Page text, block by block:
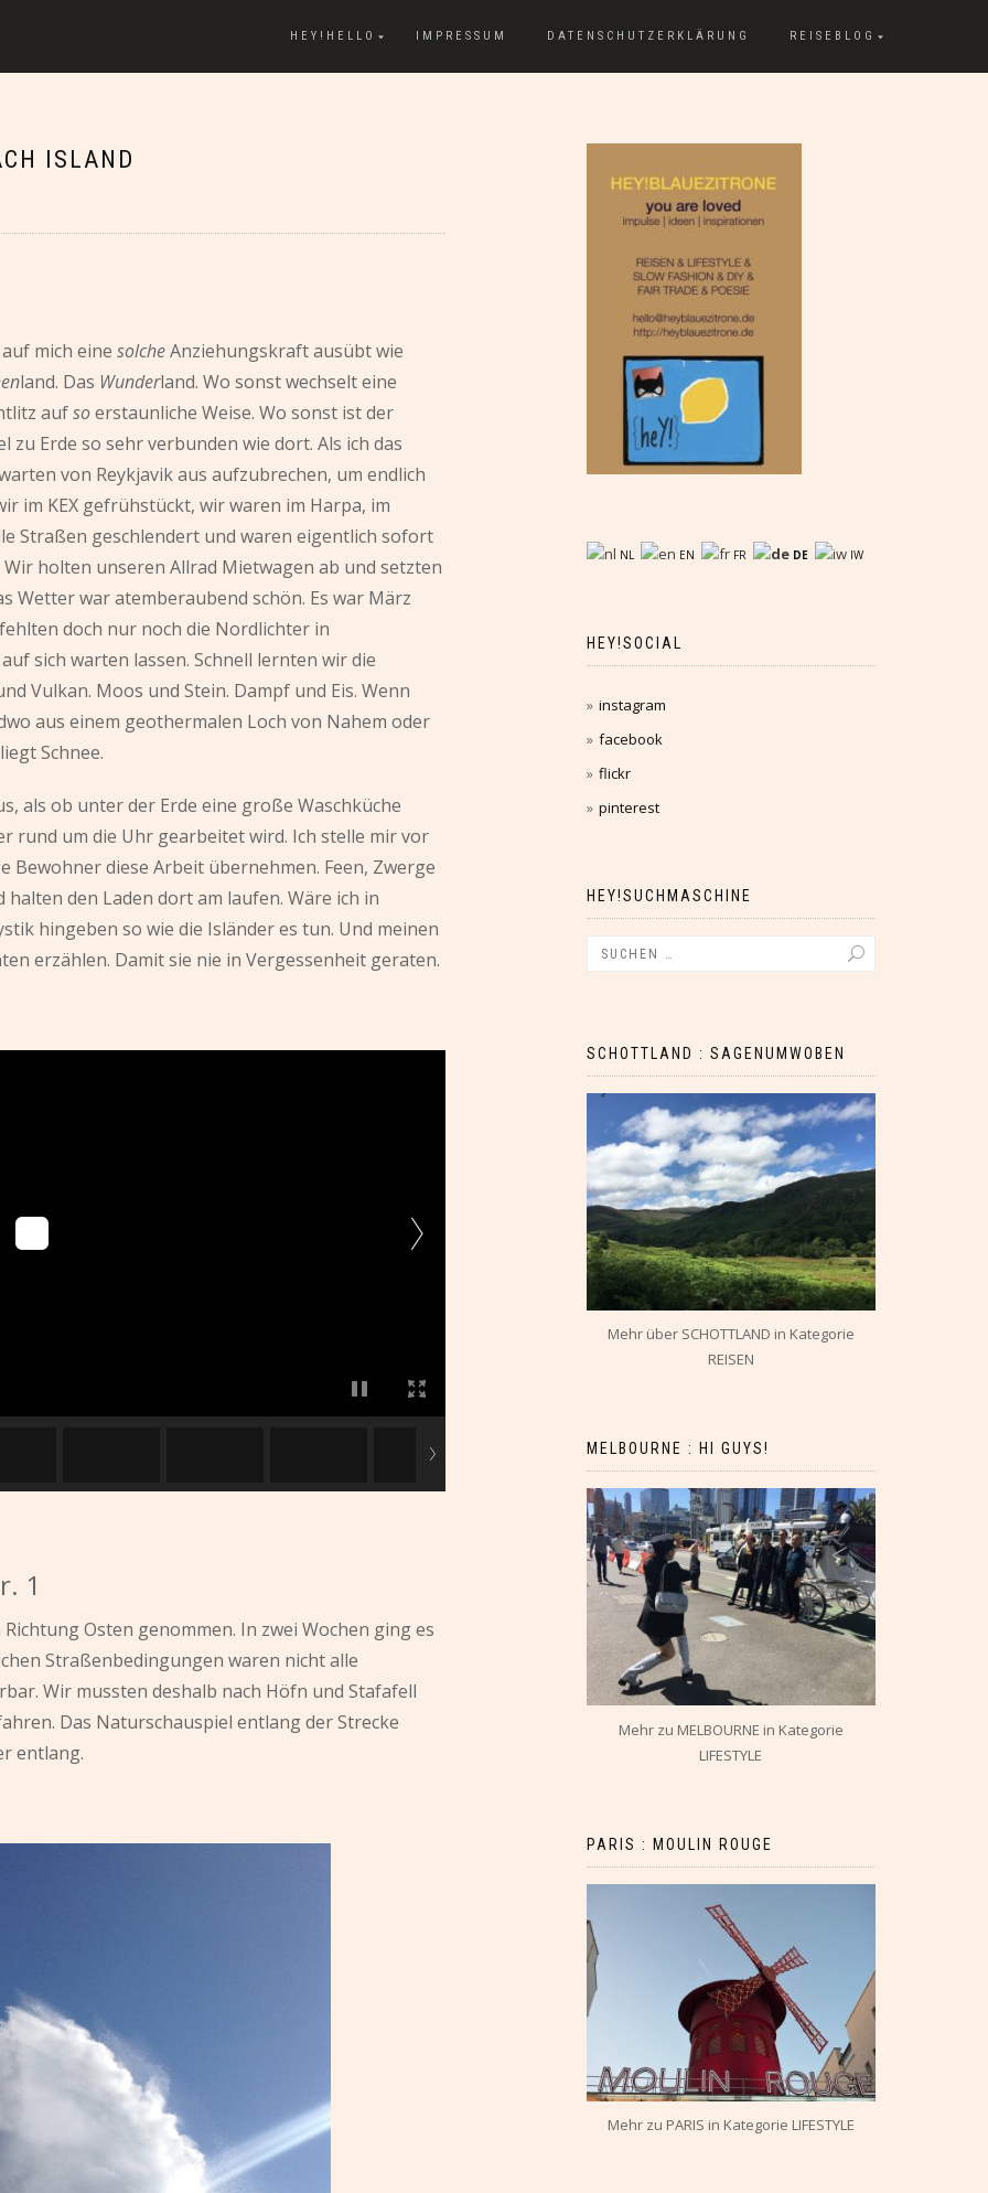
HEY!HELLO IMPRESSUM DATENSCHUTZERKLÄRUNG REISEBLOG
ISLAND
mich eine solcheAnziehungskraft ausübt wie
land. Das Wunderland. Wo sonst wechselt eine
aufsoerstaunliche Weise. Wo sonst ist der
Erde so sehr verbunden wie dort. Als ich das
von Reykjavik aus aufzubrechen, um endlich
im KEX gefrühstückt, wir waren im Harpa, im
Straßen geschlendert und waren eigentlich sofort
holten unseren Allrad Mietwagen ab und setzten
Wetter war atemberaubend schön. Es war März
doch nur noch die Nordlichter in
sich warten lassen. Schnell lernten wir die
Vulkan. Moos und Stein. Dampf und Eis. Wenn
aus einem geothermalen Loch von Nahem oder
Schnee.
als ob unter der Erde eine große Waschküche
rund um die Uhr gearbeitet wird. Ich stelle mir vor
Bewohner diese Arbeit übernehmen. Feen, Zwerge
den Laden dort am laufen. Wäre ich in
hingeben so wie die Isländer es tun. Und meinen
erzählen. Damit sie nie in Vergessenheit geraten.
1
Osten genommen. In zwei Wochen ging es
Straßenbedingungen waren nicht alle
Wir mussten deshalb nach Höfn und Stafafell
Das Naturschauspiel entlang der Strecke
entlang.
NL EN FR DE IW
HEY!SOCIAL
instagram
facebook
flickr
pinterest
HEY!SUCHMASCHINE
SCHOTTLAND : SAGENUMWOBEN
Mehr über SCHOTTLAND in Kategorie
REISEN
MELBOURNE : HI GUYS!
Mehr zu MELBOURNE in Kategorie
LIFESTYLE
PARIS : MOULIN ROUGE
Mehr zu PARIS in Kategorie LIFESTYLE